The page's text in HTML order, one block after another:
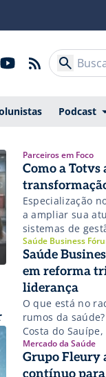
Podcast
Parceiros em Foco
Como a Totvs
Especialização
a ampliar sua
sistemas de
integração de
artificial e apoio
hospitais,
Saúde Business
Saúde
em reforma
liderança
O que está no
rumos da
Costa do
se reúne para
experiências e
relacionamentos.
Mercado da Saúde
Grupo Fleury
contínuo